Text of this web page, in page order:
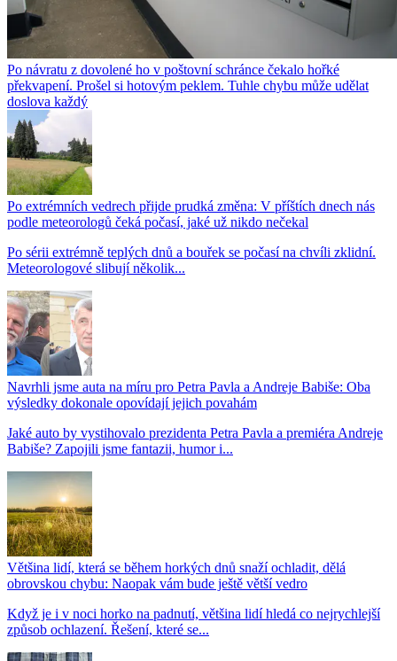
Po návratu z dovolené ho v poštovní schránce čekalo hořké
překvapení. Prošel si hotovým peklem. Tuhle chybu může udělat
doslova každý
Po extrémních vedrech přijde prudká změna: V příštích dnech nás
podle meteorologů čeká počasí, jaké už nikdo nečekal
Po sérii extrémně teplých dnů a bouřek se počasí na chvíli zklidní.
Meteorologové slibují několik...
Navrhli jsme auta na míru pro Petra Pavla a Andreje Babiše: Oba
výsledky dokonale opovídají jejich povahám
Jaké auto by vystihovalo prezidenta Petra Pavla a premiéra Andreje
Babiše? Zapojili jsme fantazii, humor i...
Většina lidí, která se během horkých dnů snaží ochladit, dělá
obrovskou chybu: Naopak vám bude ještě větší vedro
Když je i v noci horko na padnutí, většina lidí hledá co nejrychlejší
způsob ochlazení. Řešení, které se...